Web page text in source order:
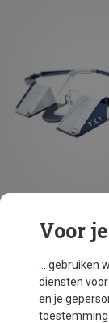
YY Vertical
Y&Y colorful
Voor
... gebruiken
diensten
en je
toestemming